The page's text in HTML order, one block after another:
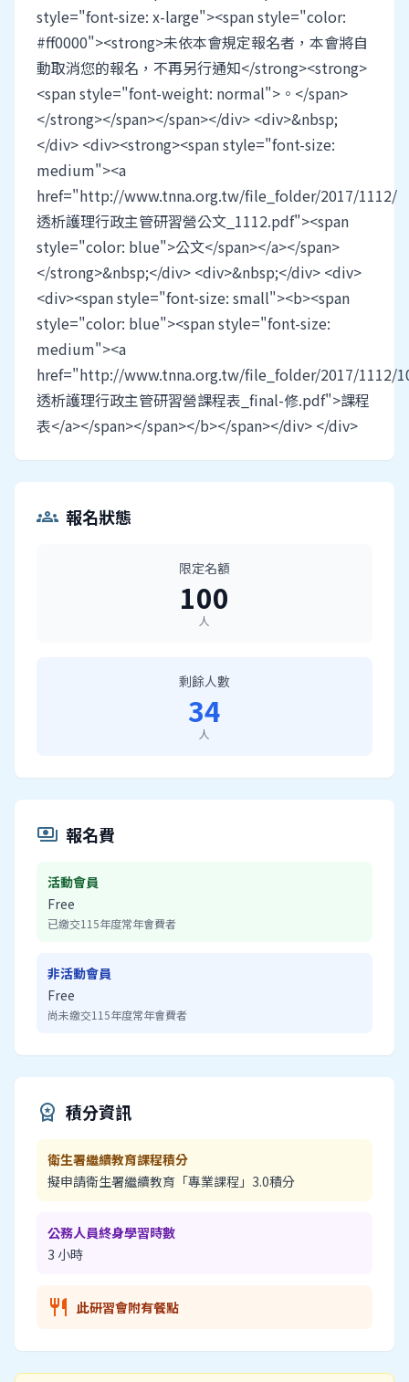
style="font-size: x-large"><span style="color:
#ff0000"><strong>未依本會規定報名者，本會將自
動取消您的報名，不再另行通知</strong><strong>
<span style="font-weight: normal">。</span>
</strong></span></span></div> <div>&nbsp;
</div> <div><strong><span style="font-size:
medium"><a
href="http://www.tnna.org.tw/file_folder/2017/1112/
透析護理行政主管研習營公文_1112.pdf"><span
style="color: blue">公文</span></a></span>
</strong>&nbsp;</div> <div>&nbsp;</div> <div>
<div><span style="font-size: small"><b><span
style="color: blue"><span style="font-size:
medium"><a
href="http://www.tnna.org.tw/file_folder/2017/1112/
透析護理行政主管研習營課程表_final-修.pdf">課程
表</a></span></span></b></span></div> </div>
groups 報名狀態
限定名額
100
人
剩餘人數
34
人
payments 報名費
活動會員
Free
已繳交115年度常年會費者
非活動會員
Free
尚未繳交115年度常年會費者
workspace_premium 積分資訊
衛生署繼續教育課程積分
擬申請衛生署繼續教育「專業課程」3.0積分
公務人員終身學習時數
3 小時
restaurant 此研習會附有餐點